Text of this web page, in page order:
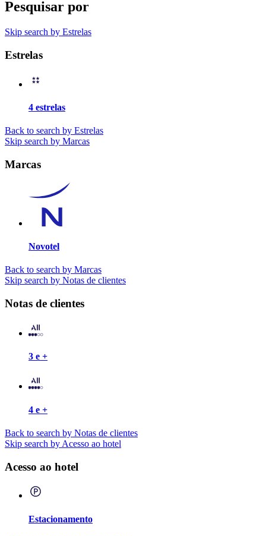
Pesquisar por
Skip search by Estrelas
Estrelas
4 estrelas
Back to search by Estrelas
Skip search by Marcas
Marcas
Novotel
Back to search by Marcas
Skip search by Notas de clientes
Notas de clientes
3 e +
4 e +
Back to search by Notas de clientes
Skip search by Acesso ao hotel
Acesso ao hotel
Estacionamento